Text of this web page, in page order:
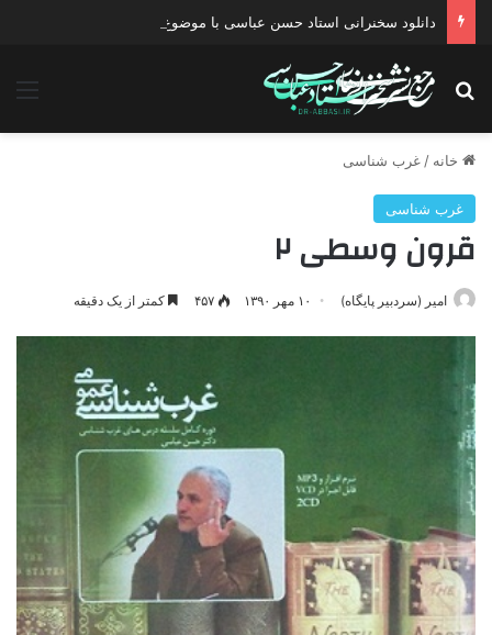
دانلود سخنرانی استاد حسن عباسی با موضوع چهار انتخاب ۱۴۰۰
جستجو برای
خانه / غرب شناسی
غرب شناسی
قرون وسطی ۲
امیر (سردبیر پایگاه) ۱۰ مهر ۱۳۹۰ ۴۵۷ کمتر از یک دقیقه